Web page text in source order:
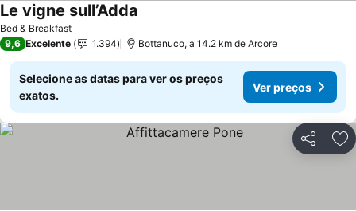
Bed & Breakfast
Le vigne sull’Adda
9,6 Excelente 1.394 Bottanuco, a 14.2 km de Arcore
Selecione as datas para ver os preços
exatos.
Ver preços
Partilhar